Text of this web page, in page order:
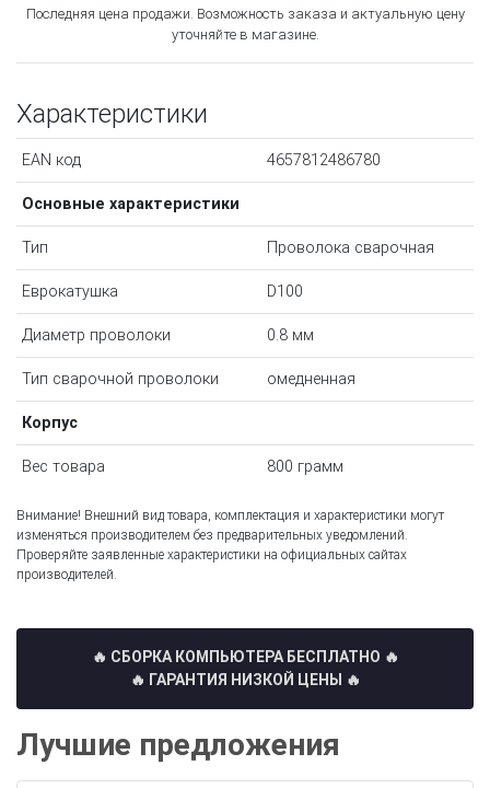
Последняя цена продажи. Возможность заказа и актуальную цену
уточняйте в магазине.
Характеристики
EAN код 4657812486780
Основные характеристики
Тип Проволока сварочная
Еврокатушка D100
Диаметр проволоки 0.8 мм
Тип сварочной проволоки омедненная
Корпус
Вес товара 800 грамм
Внимание! Внешний вид товара, комплектация и характеристики могут
изменяться производителем без предварительных уведомлений.
Проверяйте заявленные характеристики на официальных сайтах
производителей.
🔥 СБОРКА КОМПЬЮТЕРА БЕСПЛАТНО 🔥
🔥 ГАРАНТИЯ НИЗКОЙ ЦЕНЫ 🔥
Лучшие предложения